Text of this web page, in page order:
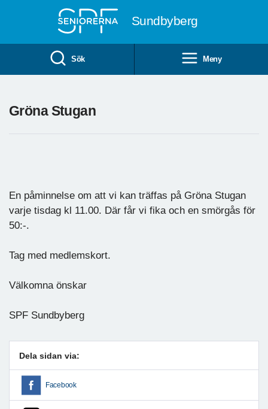
Sundbyberg
Sök Meny
Gröna Stugan
En påminnelse om att vi kan träffas på Gröna Stugan
varje tisdag kl 11.00. Där får vi fika och en smörgås för
50:-.
Tag med medlemskort.
Välkomna önskar
SPF Sundbyberg
Dela sidan via:
Facebook